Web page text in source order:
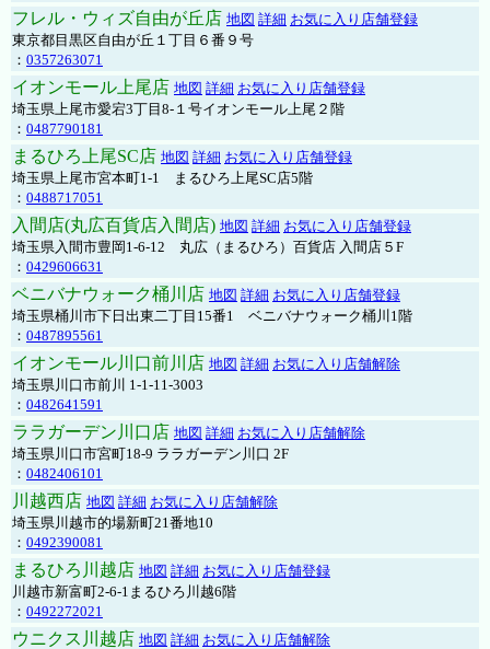
フレル・ウィズ自由が丘店 地図 詳細 お気に入り店舗登録
東京都目黒区自由が丘１丁目６番９号
： 0357263071
イオンモール上尾店 地図 詳細 お気に入り店舗登録
埼玉県上尾市愛宕3丁目8-１号イオンモール上尾２階
： 0487790181
まるひろ上尾SC店 地図 詳細 お気に入り店舗登録
埼玉県上尾市宮本町1-1 まるひろ上尾SC店5階
： 0488717051
入間店(丸広百貨店入間店) 地図 詳細 お気に入り店舗登録
埼玉県入間市豊岡1-6-12 丸広（まるひろ）百貨店 入間店５F
： 0429606631
ベニバナウォーク桶川店 地図 詳細 お気に入り店舗登録
埼玉県桶川市下日出東二丁目15番1 ベニバナウォーク桶川1階
： 0487895561
イオンモール川口前川店 地図 詳細 お気に入り店舗解除
埼玉県川口市前川 1-1-11-3003
： 0482641591
ララガーデン川口店 地図 詳細 お気に入り店舗解除
埼玉県川口市宮町18-9 ララガーデン川口 2F
： 0482406101
川越西店 地図 詳細 お気に入り店舗解除
埼玉県川越市的場新町21番地10
： 0492390081
まるひろ川越店 地図 詳細 お気に入り店舗登録
川越市新富町2-6-1まるひろ川越6階
： 0492272021
ウニクス川越店 地図 詳細 お気に入り店舗解除